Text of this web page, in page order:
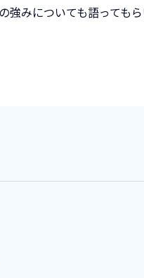
強みについても語っても